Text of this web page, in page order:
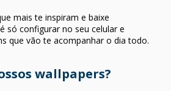
mais te inspiram e baixe
só configurar no seu celular e
que vão te acompanhar o dia todo.
wallpapers?